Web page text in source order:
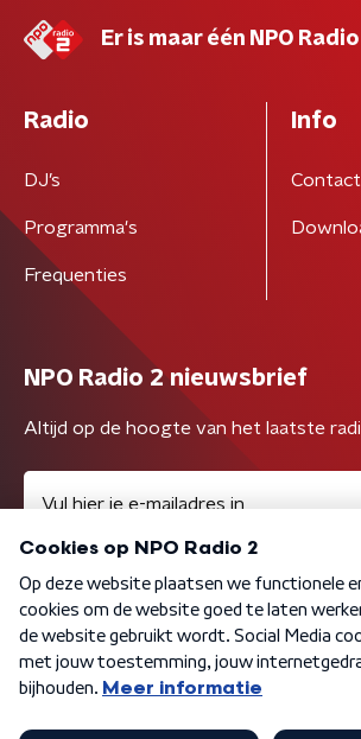
Er is maar één NPO
Radio
DJ’s
Programma's
Frequenties
Info
Contact
NPO Radio 2 nieuwsbrief
Altijd op de hoogte van het laatste
Algemene voorwaarden